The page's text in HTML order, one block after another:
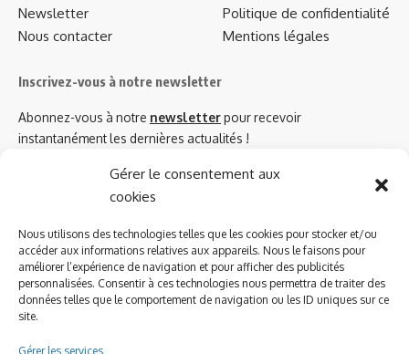
Gérer le consentement aux
cookies
Nous utilisons des technologies telles que les cookies pour stocker et/ou
accéder aux informations relatives aux appareils. Nous le faisons pour
améliorer l’expérience de navigation et pour afficher des publicités
personnalisées. Consentir à ces technologies nous permettra de traiter des
données telles que le comportement de navigation ou les ID uniques sur ce
site.
Gérer les services
Newsletter
Nous contacter
Politique de confidentialité
Mentions légales
Inscrivez-vous à notre newsletter
Abonnez-vous à notre newsletterpour recevoir
instantanément les dernières actualités !
Azinat.com TV soutient